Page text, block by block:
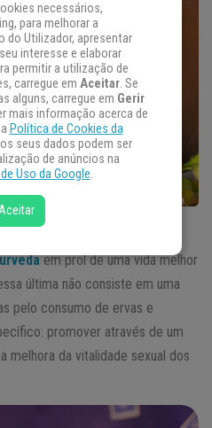
a Vajikarana também
em prol de uma vida melhor
última não consiste em uma
pelo consumo de ervas e
promover através de um
melhora da vitalidade sexual dos
necessários,
para melhorar a
do Utilizador, apresentar
interesse e elaborar
permitir a utilização de
carregue em Aceitar. Se
alguns, carregue em Gerir
mais informação acerca de
Política de Cookies da
seus dados podem ser
de anúncios na
Uso da Google.
Aceitar